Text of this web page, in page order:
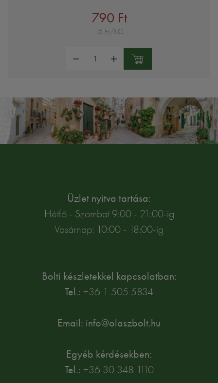
790 Ft
16 Ft/KG
Üzlet nyitva tartása:
Hétfő - Szombat 9:00 - 21:00-ig
Vasárnap: 10:00 - 18:00-ig
Bolti készletekkel kapcsolatban:
Tel.: +36 1 505 5834
Email: info@olaszbolt.hu
Egyéb kérdésekben:
Tel.: +36 30 348 1110